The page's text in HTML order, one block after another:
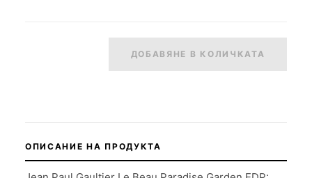
ДОБАВЯНЕ В КОЛИЧКАТА
ОПИСАНИЕ НА ПРОДУКТА